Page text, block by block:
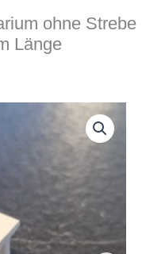
ohne Strebe
Länge